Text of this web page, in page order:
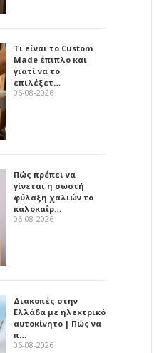
Τι είναι το Custom
Made έπιπλο και
γιατί να το
επιλέξετ…
06-08-2026
Πώς πρέπει να
γίνεται η σωστή
φύλαξη χαλιών το
καλοκαίρ…
06-08-2026
Διακοπές στην
Ελλάδα με ηλεκτρικό
αυτοκίνητο | Πώς να
π…
06-08-2026